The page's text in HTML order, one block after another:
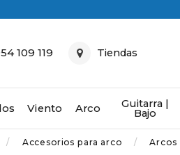
109 119 Tiendas
Viento Arco Guitarra |
Bajo
Accesorios para arco Arcos